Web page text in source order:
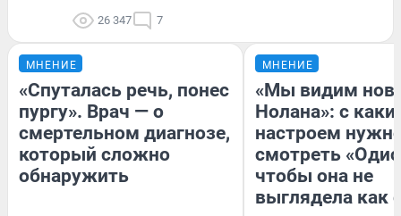
26 347 7
МНЕНИЕ
«Спуталась речь, понес
пургу». Врач — о
смертельном диагнозе,
который сложно
обнаружить
МНЕНИЕ
«Мы видим
Нолана»: с
настроем
смотреть
чтобы она не
выглядела как